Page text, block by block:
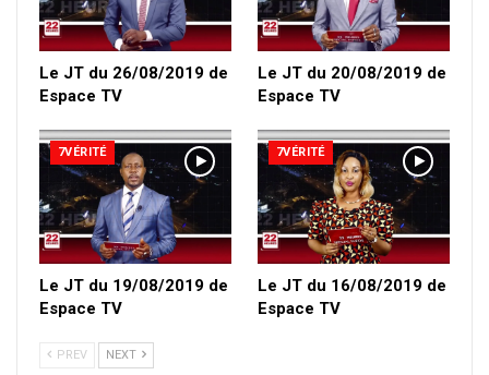
Le JT du 26/08/2019 de
Espace TV
Le JT du 20/08/2019 de
Espace TV
7VÉRITÉ
Le JT du 19/08/2019 de
Espace TV
7VÉRITÉ
Le JT du 16/08/2019 de
Espace TV
PREV NEXT